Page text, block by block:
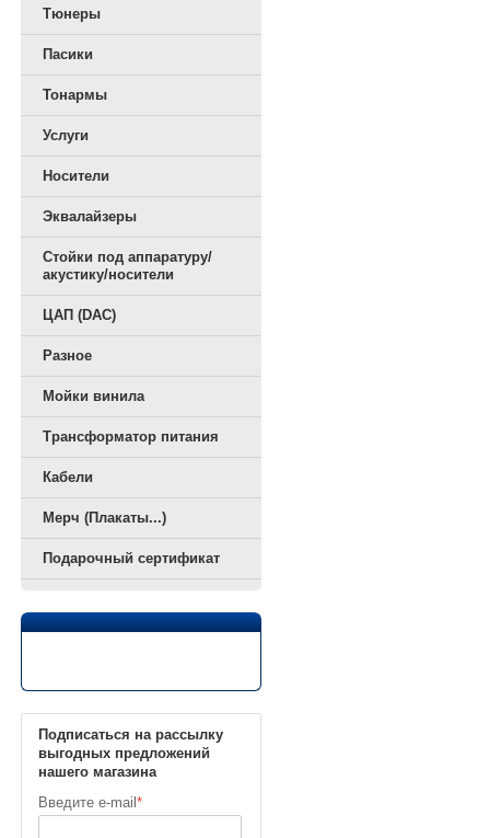
Тюнеры
Пасики
Тонармы
Услуги
Носители
Эквалайзеры
Стойки под аппаратуру/
акустику/носители
ЦАП (DAC)
Разное
Мойки винила
Трансформатор питания
Кабели
Мерч (Плакаты...)
Подарочный сертификат
Подписаться на рассылку
выгодных предложений
нашего магазина
Введите e-mail *